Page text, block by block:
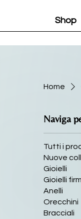
Shop
Home
Naviga
Tutti i
Nuove
Gioielli
Gioielli
Anelli
Orecchini
Bracciali